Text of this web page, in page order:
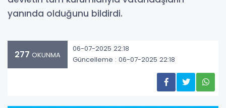
yanında olduğunu bildirdi.
277 OKUNMA
06-07-2025 22:18
Güncelleme : 06-07-2025 22:18